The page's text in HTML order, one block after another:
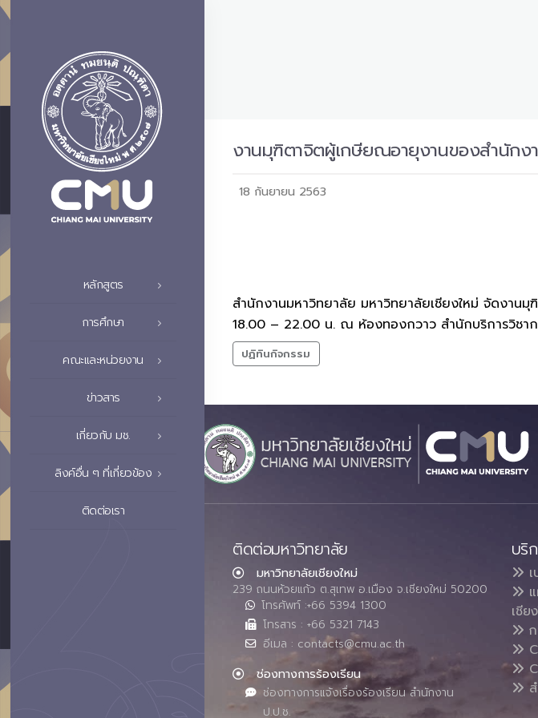
หลักสูตร
การศึกษา
คณะและหน่วยงาน
ข่าวสาร
เกี่ยวกับ มช.
ลิงค์อื่น ๆ ที่เกี่ยวข้อง
ติดต่อเรา
งานมุฑิตาจิตผู้เกษียณอายุงานของสำนักง
18 กันยายน 2563
สำนักงานมหาวิทยาลัย มหาวิทยาลัยเชียงใหม่ จัดงาน
18.00 – 22.00 น. ณ ห้องทองกวาว สำนักบริการวิชาก
ปฏิทินกิจกรรม
ติดต่อมหาวิทยาลัย
มหาวิทยาลัยเชียงใหม่
239 ถนนห้วยแก้ว ต.สุเทพ อ.เมือง จ.เชียงใหม่ 50200
โทรศัพท์ :+66 5394 1300
โทรสาร : +66 5321 7143
อีเมล : contacts@cmu.ac.th
ช่องทางการร้องเรียน
ช่องทางการแจ้งเรื่องร้องเรียน สำนักงาน
ป.ป.ช.
บริ
เชีย